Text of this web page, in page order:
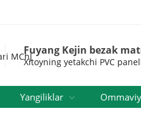
Fuyang Kejin bezak
Xitoyning yetakchi PVC
Yangiliklar